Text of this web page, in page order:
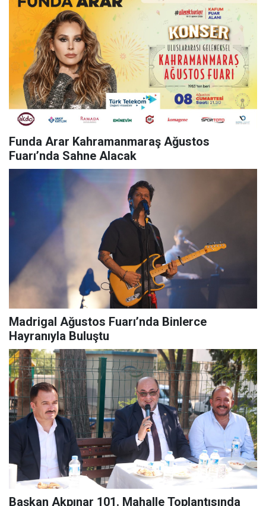
Funda Arar Kahramanmaraş Ağustos
Fuarı’nda Sahne Alacak
Madrigal Ağustos Fuarı’nda Binlerce
Hayranıyla Buluştu
Başkan Akpınar 101. Mahalle Toplantısında